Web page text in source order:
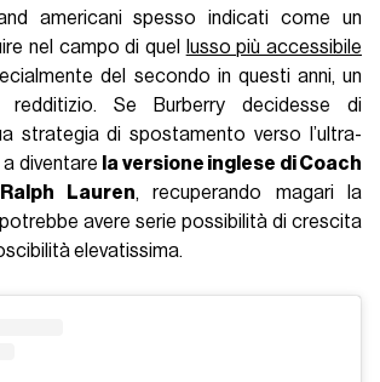
americani spesso indicati come un
nel campo di quel
lusso più accessibile
del secondo in questi anni, un
redditizio. Se Burberry decidesse di
strategia di spostamento verso l’ultra-
diventare la versione inglese di Coach
Lauren, recuperando magari la
potrebbe avere serie possibilità di crescita
elevatissima.